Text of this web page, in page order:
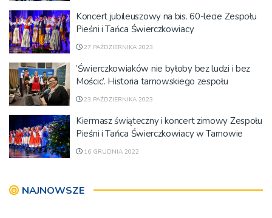
Koncert jubileuszowy na bis. 60-lecie Zespołu
Pieśni i Tańca Świerczkowiacy
27 PAŹDZIERNIKA 2023
’Świerczkowiaków nie byłoby bez ludzi i bez
Mościc’. Historia tarnowskiego zespołu
23 PAŹDZIERNIKA 2023
Kiermasz świąteczny i koncert zimowy Zespołu
Pieśni i Tańca Świerczkowiacy w Tarnowie
16 GRUDNIA 2022
NAJNOWSZE